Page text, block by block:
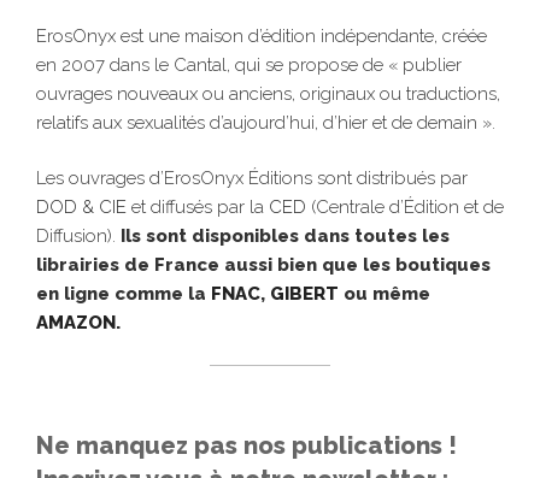
ErosOnyx est une maison d’édition indépendante, créée
en 2007 dans le Cantal, qui se propose de « publier
ouvrages nouveaux ou anciens, originaux ou traductions,
relatifs aux sexualités d’aujourd’hui, d’hier et de demain ».
Les ouvrages d’ErosOnyx Éditions sont distribués par
DOD & CIE et diffusés par la CED (Centrale d’Édition et de
Diffusion). Ils sont disponibles dans toutes les
librairies de France aussi bien que les boutiques
en ligne comme la FNAC, GIBERT ou même
AMAZON.
Ne manquez pas nos publications !